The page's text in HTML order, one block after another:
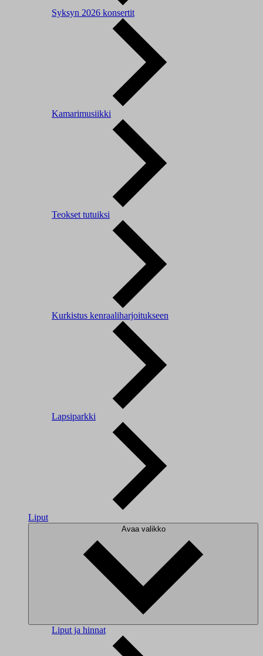
Syksyn 2026 konsertit
Kamarimusiikki
Teokset tutuiksi
Kurkistus kenraaliharjoitukseen
Lapsiparkki
Liput
Avaa valikko
Liput ja hinnat